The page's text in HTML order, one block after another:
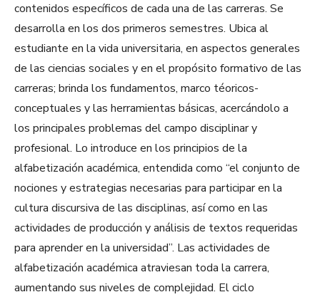
contenidos específicos de cada una de las carreras. Se
desarrolla en los dos primeros semestres. Ubica al
estudiante en la vida universitaria, en aspectos generales
de las ciencias sociales y en el propósito formativo de las
carreras; brinda los fundamentos, marco téoricos-
conceptuales y las herramientas básicas, acercándolo a
los principales problemas del campo disciplinar y
profesional. Lo introduce en los principios de la
alfabetización académica, entendida como “el conjunto de
nociones y estrategias necesarias para participar en la
cultura discursiva de las disciplinas, así como en las
actividades de producción y análisis de textos requeridas
para aprender en la universidad”. Las actividades de
alfabetización académica atraviesan toda la carrera,
aumentando sus niveles de complejidad. El ciclo